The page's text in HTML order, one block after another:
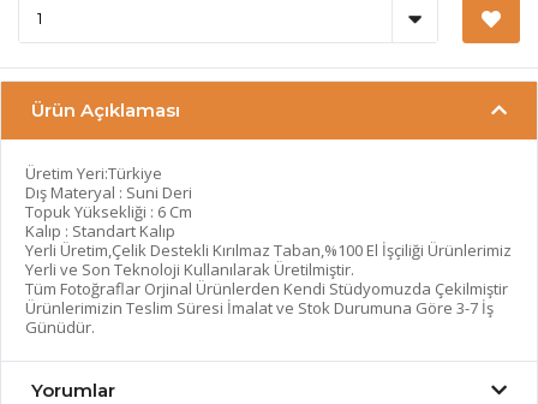
Ürün Açıklaması
Üretim Yeri:Türkiye
Dış Materyal : Suni Deri
Topuk Yüksekliği : 6 Cm
Kalıp : Standart Kalıp
Yerli Üretim,Çelik Destekli Kırılmaz Taban,%100 El İşçiliği Ürünlerimiz
Yerli ve Son Teknoloji Kullanılarak Üretilmiştir.
Tüm Fotoğraflar Orjinal Ürünlerden Kendi Stüdyomuzda Çekilmiştir
Ürünlerimizin Teslim Süresi İmalat ve Stok Durumuna Göre 3-7 İş
Günüdür.
Yorumlar